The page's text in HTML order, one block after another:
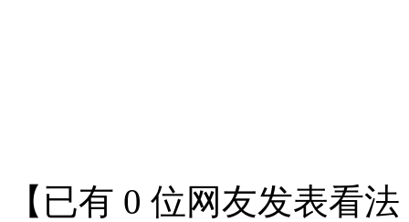
【已有 0 位网友发表看法